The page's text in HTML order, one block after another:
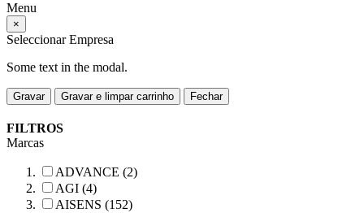
Menu
×
Seleccionar Empresa
Some text in the modal.
Gravar Gravar e limpar carrinho Fechar
FILTROS
Marcas
ADVANCE (2)
AGI (4)
AISENS (152)